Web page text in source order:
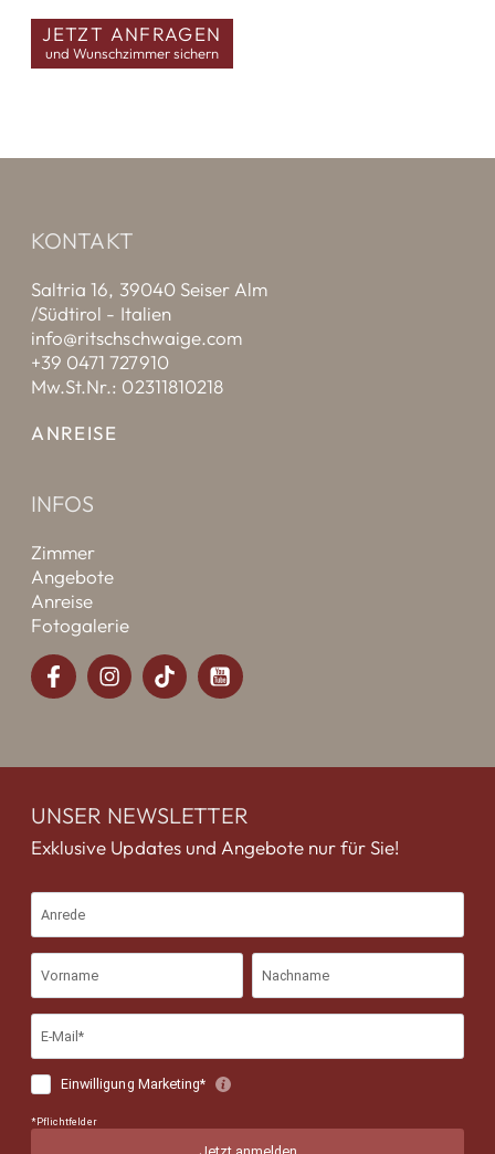
JETZT ANFRAGEN
und Wunschzimmer sichern
KONTAKT
Saltria 16, 39040 Seiser Alm
/Südtirol - Italien
info@ritschschwaige.com
+39 0471 727910
Mw.St.Nr.: 02311810218
ANREISE
INFOS
Zimmer
Angebote
Anreise
Fotogalerie
UNSER NEWSLETTER
Exklusive Updates und Angebote nur für Sie!